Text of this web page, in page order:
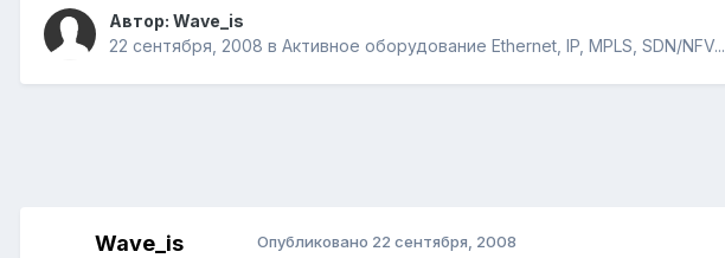
Автор: Wave_is
22 сентября, 2008 в Активное оборудование Ethernet, IP, MPLS, SDN/NFV...
Wave_is Опубликовано 22 сентября, 2008